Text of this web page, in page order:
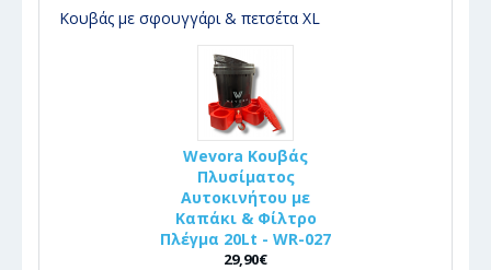
Κουβάς με σφουγγάρι & πετσέτα XL
Wevora Κουβάς
Πλυσίματος
Αυτοκινήτου με
Καπάκι & Φίλτρο
Πλέγμα 20Lt - WR-027
29,90€